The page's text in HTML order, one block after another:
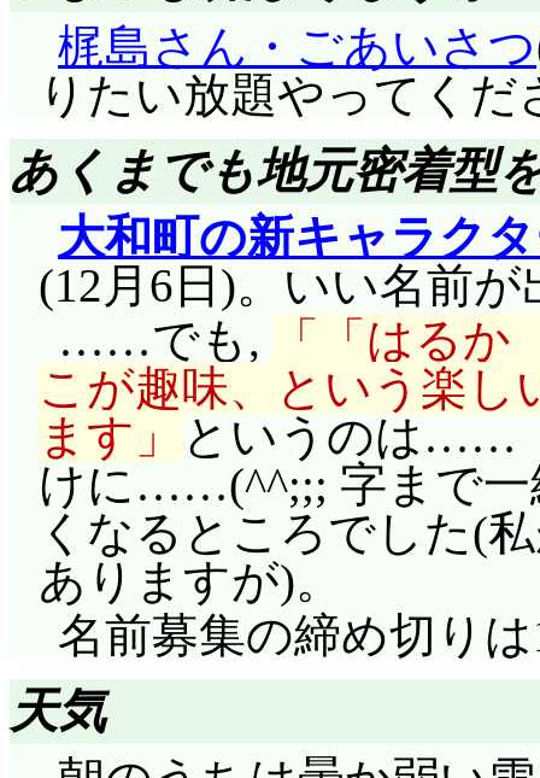
すわ。
次回……遂に来まし
梶島さん・ごあいさつ
りたい放題やってく
あくまでも地元密着型
大和町の新キャラク
(12月6日)。いい名前
……でも,
「はる
こが趣味、という楽
ます
というのは……
けに……(^^;;; 字まで一
くなるところでした(
ありますが)。
名前募集の締め切り
天気